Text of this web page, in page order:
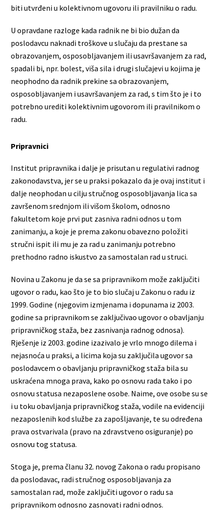
biti utvrđeni u kolektivnom ugovoru ili pravilniku o radu.
U opravdane razloge kada radnik ne bi bio dužan da
poslodavcu naknadi troškove u slučaju da prestane sa
obrazovanjem, osposobljavanjem ili usavršavanjem za rad,
spadali bi, npr. bolest, viša sila i drugi slučajevi u kojima je
neophodno da radnik prekine sa obrazovanjem,
osposobljavanjem i usavršavanjem za rad, s tim što je i to
potrebno urediti kolektivnim ugovorom ili pravilnikom o
radu.
Pripravnici
Institut pripravnika i dalje je prisutan u regulativi radnog
zakonodavstva, jer se u praksi pokazalo da je ovaj institut i
dalje neophodan u cilju stručnog osposobljavanja lica sa
završenom srednjom ili višom školom, odnosno
fakultetom koje prvi put zasniva radni odnos u tom
zanimanju, a koje je prema zakonu obavezno položiti
stručni ispit ili mu je za rad u zanimanju potrebno
prethodno radno iskustvo za samostalan rad u struci.
Novina u Zakonu je da se sa pripravnikom može zaključiti
ugovor o radu, kao što je to bio slučaj u Zakonu o radu iz
1999. Godine (njegovim izmjenama i dopunama iz 2003.
godine sa pripravnikom se zaključivao ugovor o obavljanju
pripravničkog staža, bez zasnivanja radnog odnosa).
Rješenje iz 2003. godine izazivalo je vrlo mnogo dilema i
nejasnoća u praksi, a licima koja su zaključila ugovor sa
poslodavcem o obavljanju pripravničkog staža bila su
uskraćena mnoga prava, kako po osnovu rada tako i po
osnovu statusa nezaposlene osobe. Naime, ove osobe su se
i u toku obavljanja pripravničkog staža, vodile na evidenciji
nezaposlenih kod službe za zapošljavanje, te su određena
prava ostvarivala (pravo na zdravstveno osiguranje) po
osnovu tog statusa.
Stoga je, prema članu 32. novog Zakona o radu propisano
da poslodavac, radi stručnog osposobljavanja za
samostalan rad, može zaključiti ugovor o radu sa
pripravnikom odnosno zasnovati radni odnos.